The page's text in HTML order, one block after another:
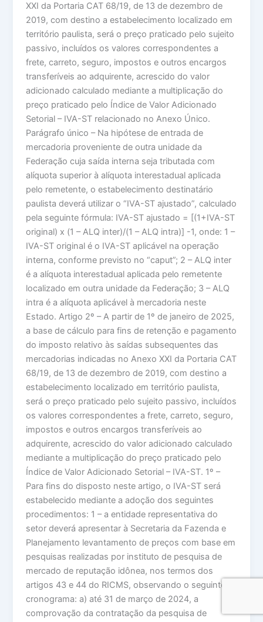
XXI da Portaria CAT 68/19, de 13 de dezembro de
2019, com destino a estabelecimento localizado em
território paulista, será o preço praticado pelo sujeito
passivo, incluídos os valores correspondentes a
frete, carreto, seguro, impostos e outros encargos
transferíveis ao adquirente, acrescido do valor
adicionado calculado mediante a multiplicação do
preço praticado pelo Índice de Valor Adicionado
Setorial – IVA-ST relacionado no Anexo Único.
Parágrafo único – Na hipótese de entrada de
mercadoria proveniente de outra unidade da
Federação cuja saída interna seja tributada com
alíquota superior à alíquota interestadual aplicada
pelo remetente, o estabelecimento destinatário
paulista deverá utilizar o “IVA-ST ajustado”, calculado
pela seguinte fórmula: IVA-ST ajustado = [(1+IVA-ST
original) x (1 – ALQ inter)/(1 – ALQ intra)] -1, onde: 1 –
IVA-ST original é o IVA-ST aplicável na operação
interna, conforme previsto no “caput”; 2 – ALQ inter
é a alíquota interestadual aplicada pelo remetente
localizado em outra unidade da Federação; 3 – ALQ
intra é a alíquota aplicável à mercadoria neste
Estado. Artigo 2º – A partir de 1º de janeiro de 2025,
a base de cálculo para fins de retenção e pagamento
do imposto relativo às saídas subsequentes das
mercadorias indicadas no Anexo XXI da Portaria CAT
68/19, de 13 de dezembro de 2019, com destino a
estabelecimento localizado em território paulista,
será o preço praticado pelo sujeito passivo, incluídos
os valores correspondentes a frete, carreto, seguro,
impostos e outros encargos transferíveis ao
adquirente, acrescido do valor adicionado calculado
mediante a multiplicação do preço praticado pelo
Índice de Valor Adicionado Setorial – IVA-ST. 1º –
Para fins do disposto neste artigo, o IVA-ST será
estabelecido mediante a adoção dos seguintes
procedimentos: 1 – a entidade representativa do
setor deverá apresentar à Secretaria da Fazenda e
Planejamento levantamento de preços com base em
pesquisas realizadas por instituto de pesquisa de
mercado de reputação idônea, nos termos dos
artigos 43 e 44 do RICMS, observando o seguinte
cronograma: a) até 31 de março de 2024, a
comprovação da contratação da pesquisa de